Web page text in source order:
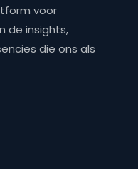
voor
de insights,
die ons als